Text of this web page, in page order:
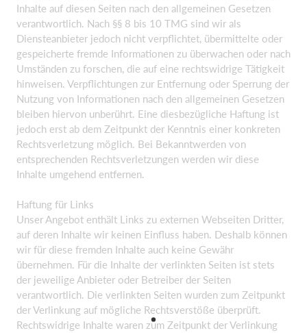
Inhalte auf diesen Seiten nach den allgemeinen Gesetzen
verantwortlich. Nach §§ 8 bis 10 TMG sind wir als
Diensteanbieter jedoch nicht verpflichtet, übermittelte oder
gespeicherte fremde Informationen zu überwachen oder nach
Umständen zu forschen, die auf eine rechtswidrige Tätigkeit
hinweisen. Verpflichtungen zur Entfernung oder Sperrung der
Nutzung von Informationen nach den allgemeinen Gesetzen
bleiben hiervon unberührt. Eine diesbezügliche Haftung ist
jedoch erst ab dem Zeitpunkt der Kenntnis einer konkreten
Rechtsverletzung möglich. Bei Bekanntwerden von
entsprechenden Rechtsverletzungen werden wir diese
Inhalte umgehend entfernen.
Haftung für Links
Unser Angebot enthält Links zu externen Webseiten Dritter,
auf deren Inhalte wir keinen Einfluss haben. Deshalb können
wir für diese fremden Inhalte auch keine Gewähr
übernehmen. Für die Inhalte der verlinkten Seiten ist stets
der jeweilige Anbieter oder Betreiber der Seiten
verantwortlich. Die verlinkten Seiten wurden zum Zeitpunkt
der Verlinkung auf mögliche Rechtsverstöße überprüft.
Rechtswidrige Inhalte waren zum Zeitpunkt der Verlinkung